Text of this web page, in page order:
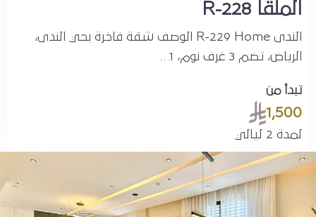
الملقا R-228
الندى R-229 Home الوصف شقة فاخرة بحي الندى،
الرياض، تضم 3 غرف نوم، 1…
تبدأ من
1,500
لمدة 2 ليالي